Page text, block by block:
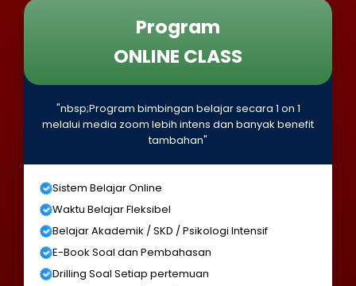
Program
ONLINE CLASS
"nbsp;Program bimbingan belajar secara 1 on 1
melalui media zoom lebih intens dan banyak benefit
tambahan"
Sistem Belajar Online
Waktu Belajar Fleksibel
Belajar Akademik / SKD / Psikologi Intensif
E-Book Soal dan Pembahasan
Drilling Soal Setiap pertemuan